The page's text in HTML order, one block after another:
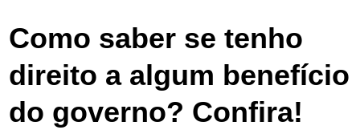
Como saber se tenho
direito a algum benefício
do governo? Confira!